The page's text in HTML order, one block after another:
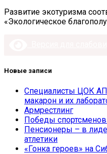
Развитие экотуризма
«Экологическое
Новые записи
Специалисты ЦОК
макарон и их
Армрестлинг
Победы
Пенсионеры – в
атлетики
«Гонка героев» на